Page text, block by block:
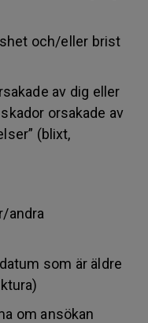
och/eller brist
av dig eller
orsakade av
(blixt,
andra
som är äldre
om ansökan